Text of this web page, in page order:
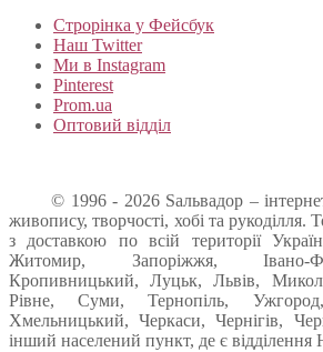
Строрінка у Фейсбук
Наш Twitter
Ми в Instagram
Pinterest
Prom.ua
Оптовий відділ
© 1996 - 2026 Sальвадор –
живопису, творчості, хобі та рукоділля.
з доставкою по всій території
Житомир, Запоріжжя, Івано-
Кропивницький, Луцьк, Львів,
Рівне, Суми, Тернопіль,
Хмельницький, Черкаси, Чернігів,
інший населений пункт, де є відділення